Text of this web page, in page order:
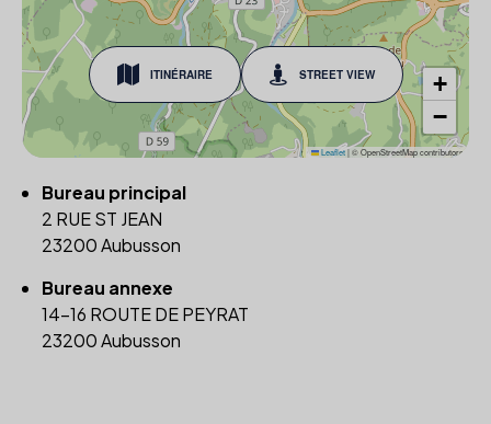
ITINÉRAIRE STREET VIEW
+
−
Leaflet|© OpenStreetMap contributors
Bureau principal
2 RUE ST JEAN
23200 Aubusson
Bureau annexe
14-16 ROUTE DE PEYRAT
23200 Aubusson